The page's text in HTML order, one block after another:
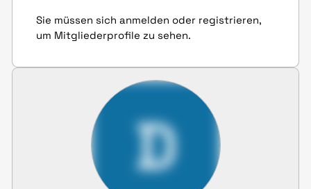
Sie müssen sich anmelden oder registrieren,
um Mitgliederprofile zu sehen.
D